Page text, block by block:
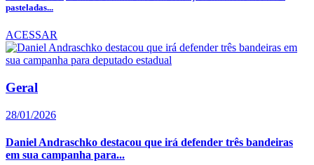
pasteladas...
ACESSAR
Geral
28/01/2026
Daniel Andraschko destacou que irá defender três bandeiras
em sua campanha para...